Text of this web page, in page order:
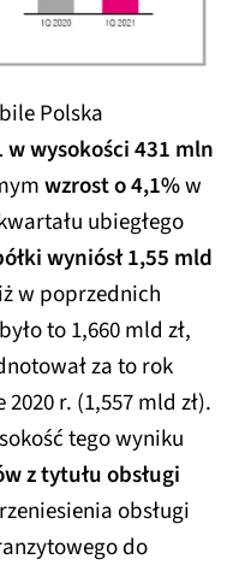
Polska
w wysokości 431 mln
wzrost o 4,1%w
ubiegłego
wyniósł 1,55 mld
w poprzednich
to 1,660 mld zł,
za to rok
r. (1,557 mld zł).
tego wyniku
z tytułu obsługi
obsługi
do